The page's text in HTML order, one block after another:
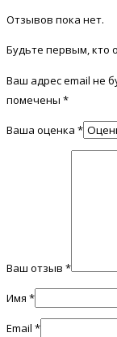
Отзывов пока нет.
Будьте первым, кто
Ваш адрес email не
помечены *
Ваша оценка *
Ваш отзыв *
Имя *
Email *